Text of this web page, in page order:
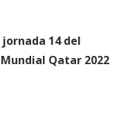
14 del
Qatar 2022